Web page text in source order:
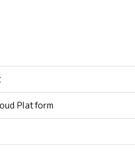
Platform